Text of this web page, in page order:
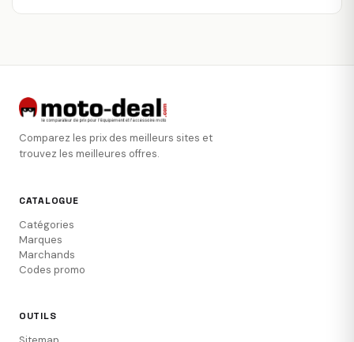
Comparez les prix des meilleurs sites et
trouvez les meilleures offres.
CATALOGUE
Catégories
Marques
Marchands
Codes promo
OUTILS